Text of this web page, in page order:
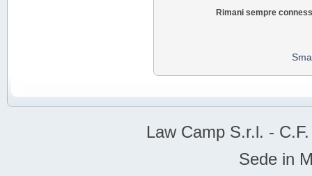
Rimani sempre
Law Camp S.r.l. -
Sede in